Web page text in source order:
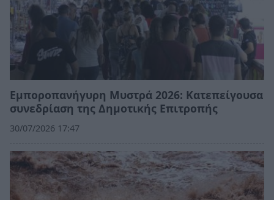
Εμποροπανήγυρη Μυστρά 2026: Κατεπείγουσα
συνεδρίαση της Δημοτικής Επιτροπής
30/07/2026 17:47